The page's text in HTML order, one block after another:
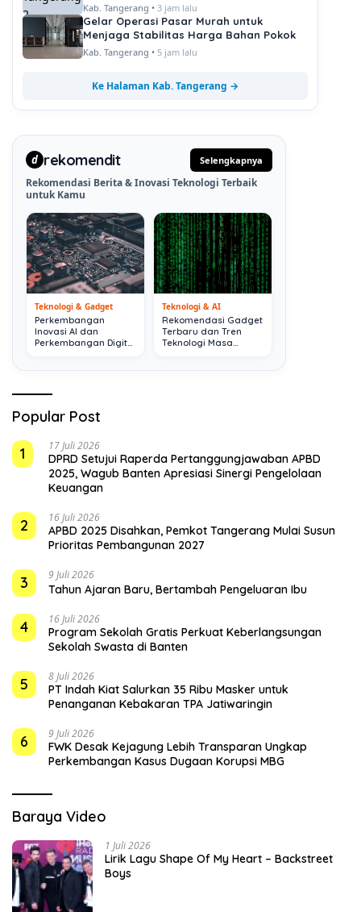
Kab. Tangerang • 3 jam lalu
Gelar Operasi Pasar Murah untuk
Menjaga Stabilitas Harga Bahan Pokok
Kab. Tangerang • 5 jam lalu
Ke Halaman Kab. Tangerang →
d rekomendit Selengkapnya
Rekomendasi Berita & Inovasi Teknologi Terbaik
untuk Kamu
Teknologi & Gadget
Perkembangan
Inovasi AI dan
Perkembangan Digital
Teknologi & AI
Rekomendasi Gadget
Terbaru dan Tren
Teknologi Masa
Popular Post
1
17 Juli 2026
DPRD Setujui Raperda Pertanggungjawaban APBD
2025, Wagub Banten Apresiasi Sinergi Pengelolaan
Keuangan
2 16 Juli 2026
APBD 2025 Disahkan, Pemkot Tangerang Mulai Susun
Prioritas Pembangunan 2027
3 9 Juli 2026
Tahun Ajaran Baru, Bertambah Pengeluaran Ibu
4 16 Juli 2026
Program Sekolah Gratis Perkuat Keberlangsungan
Sekolah Swasta di Banten
5 8 Juli 2026
PT Indah Kiat Salurkan 35 Ribu Masker untuk
Penanganan Kebakaran TPA Jatiwaringin
6 9 Juli 2026
FWK Desak Kejagung Lebih Transparan Ungkap
Perkembangan Kasus Dugaan Korupsi MBG
Baraya Video
1 Juli 2026
Lirik Lagu Shape Of My Heart – Backstreet
Boys